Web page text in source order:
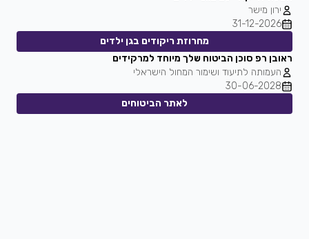
ירון מישר
31-12-2026
מחרוזת ריקודים בגן ילדים
ראובן רפ סוכן הביטוח שלך מיוחד למרקידים
העמותה לתיעוד ושימור המחול הישראלי
30-06-2028
לאתר הביטוחים